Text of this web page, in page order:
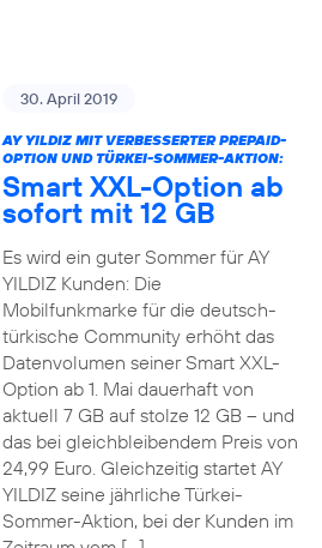
30. April 2019
AY YILDIZ MIT VERBESSERTER PREPAID-
OPTION UND TÜRKEI-SOMMER-AKTION:
Smart XXL-Option ab
sofort mit 12 GB
Es wird ein guter Sommer für AY
YILDIZ Kunden: Die
Mobilfunkmarke für die deutsch-
türkische Community erhöht das
Datenvolumen seiner Smart XXL-
Option ab 1. Mai dauerhaft von
aktuell 7 GB auf stolze 12 GB – und
das bei gleichbleibendem Preis von
24,99 Euro. Gleichzeitig startet AY
YILDIZ seine jährliche Türkei-
Sommer-Aktion, bei der Kunden im